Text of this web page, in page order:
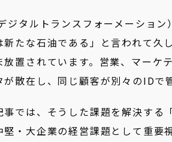
ジタルトランスフォーメーショ
新たな石油である」と言われて久
放置されています。営業、マーケ
が散在し、同じ顧客が別々のIDで
事では、そうした課題を解決する
堅・大企業の経営課題として重要